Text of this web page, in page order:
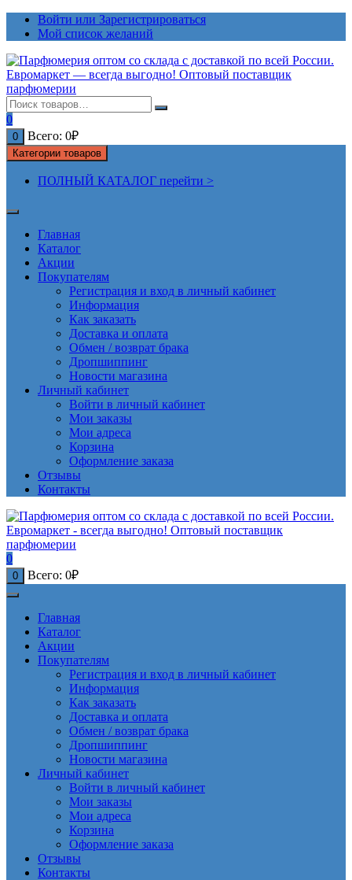
ПерейтиВойти или Зарегистрироваться
Мой список желаний
0
0 Всего: 0₽
Категории товаров
ПОЛНЫЙ КАТАЛОГ перейти >
Главная
Каталог
Акции
Покупателям
Регистрация и вход в личный кабинет
Информация
Как заказать
Доставка и оплата
Обмен / возврат брака
Дропшиппинг
Новости магазина
Личный кабинет
Войти в личный кабинет
Мои заказы
Мои адреса
Корзина
Оформление заказа
Отзывы
Контакты
0
0 Всего: 0₽
Главная
Каталог
Акции
Покупателям
Регистрация и вход в личный кабинет
Информация
Как заказать
Доставка и оплата
Обмен / возврат брака
Дропшиппинг
Новости магазина
Личный кабинет
Войти в личный кабинет
Мои заказы
Мои адреса
Корзина
Оформление заказа
Отзывы
Контакты